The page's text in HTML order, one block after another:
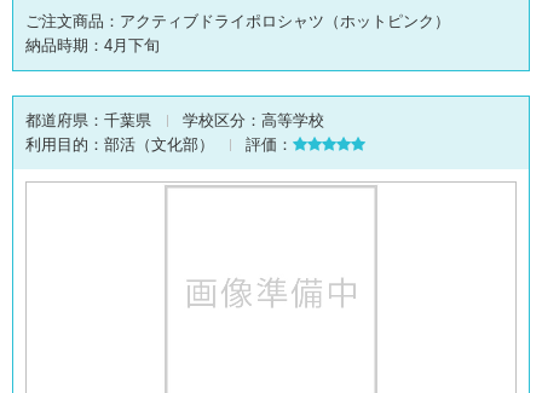
ご注文商品：アクティブドライポロシャツ（ホットピンク）
納品時期：4月下旬
都道府県： 千葉県 学校区分： 高等学校
利用目的： 部活（文化部） 評価：